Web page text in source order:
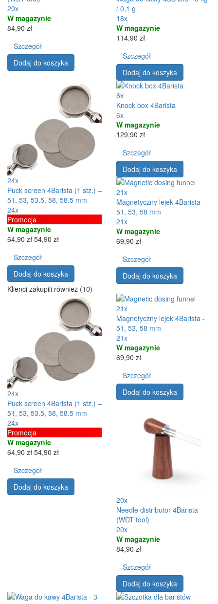
20x
W magazynie
84,90 zł
Szczegół
Dodaj do koszyka
/ 0,1 g
18x
W magazynie
114,90 zł
Szczegół
Dodaj do koszyka
24x
Puck screen 4Barista (1 stz.) –
51, 53, 53.5, 58, 58.5 mm
24x
Promocja
W magazynie
64,90 zł 54,90 zł
Szczegół
Dodaj do koszyka
6x
Knock box 4Barista
6x
W magazynie
129,90 zł
Szczegół
Dodaj do koszyka
21x
Magnetyczny lejek 4Barista -
51, 53, 58 mm
21x
W magazynie
69,90 zł
Szczegół
Dodaj do koszyka
Klienci zakupili również (10)
24x
Puck screen 4Barista (1 stz.) –
51, 53, 53.5, 58, 58.5 mm
24x
Promocja
W magazynie
64,90 zł 54,90 zł
Szczegół
Dodaj do koszyka
21x
Magnetyczny lejek 4Barista -
51, 53, 58 mm
21x
W magazynie
69,90 zł
Szczegół
Dodaj do koszyka
20x
Needle distributor 4Barista
(WDT tool)
20x
W magazynie
84,90 zł
Szczegół
Dodaj do koszyka